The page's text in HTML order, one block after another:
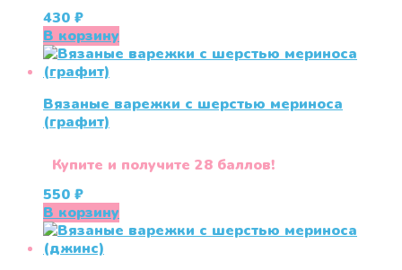
430 ₽
В корзину
Вязаные варежки c шерстью мериноса
(графит)
Купите и получите 28 баллов!
550 ₽
В корзину